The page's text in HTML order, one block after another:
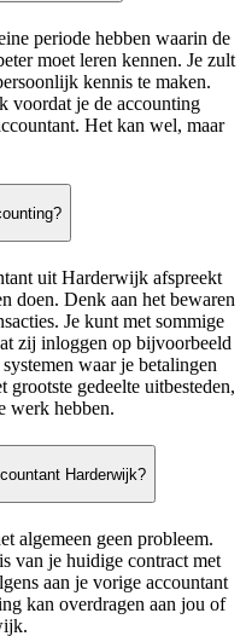
periode hebben waarin de
moet leren kennen. Je zult
kennis te maken.
voordat je de accounting
Het kan wel, maar
uit Harderwijk afspreekt
doen. Denk aan het bewaren
Je kunt met sommige
zij inloggen op bijvoorbeeld
waar je betalingen
gedeelte uitbesteden,
werk hebben.
Harderwijk?
algemeen geen probleem.
van je huidige contract met
aan je vorige accountant
kan overdragen aan jou of